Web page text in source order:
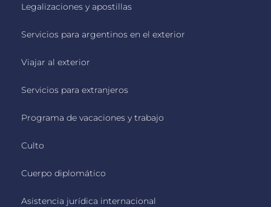
Legalizaciones y apostillas
Servicios para argentinos en el exterior
Viajar al exterior
Servicios para extranjeros
Programa de vacaciones y trabajo
Culto
Cuerpo diplomático
Asistencia jurídica internacional